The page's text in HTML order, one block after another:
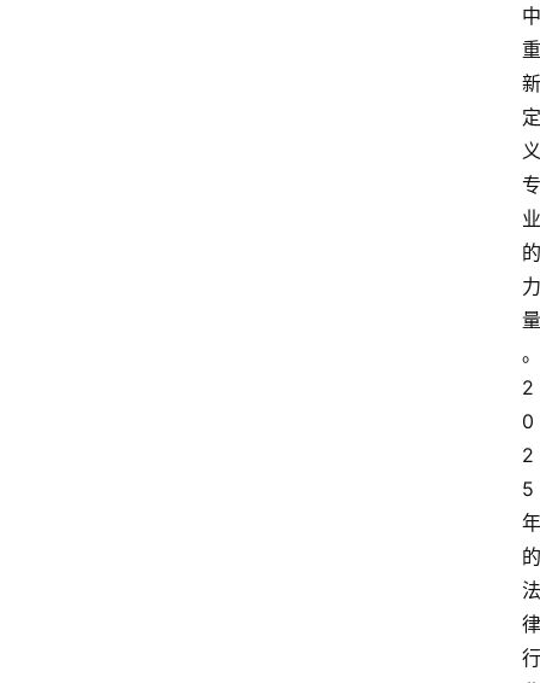
中
重
新
定
义
专
业
的
力
量
。
2
0
2
5
年
的
法
律
行